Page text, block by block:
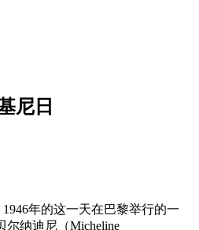
尼日
年的这一天在巴黎举行的一
尔纳迪尼（Micheline